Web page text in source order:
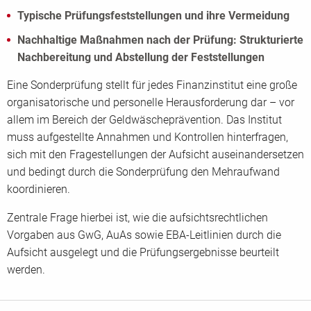
Typische Prüfungsfeststellungen und ihre Vermeidung
Nachhaltige Maßnahmen nach der Prüfung: Strukturierte
Nachbereitung und Abstellung der Feststellungen
Eine Sonderprüfung stellt für jedes Finanzinstitut eine große
organisatorische und personelle Herausforderung dar – vor
allem im Bereich der Geldwäscheprävention. Das Institut
muss aufgestellte Annahmen und Kontrollen hinterfragen,
sich mit den Fragestellungen der Aufsicht auseinandersetzen
und bedingt durch die Sonderprüfung den Mehraufwand
koordinieren.
Zentrale Frage hierbei ist, wie die aufsichtsrechtlichen
Vorgaben aus GwG, AuAs sowie EBA-Leitlinien durch die
Aufsicht ausgelegt und die Prüfungsergebnisse beurteilt
werden.